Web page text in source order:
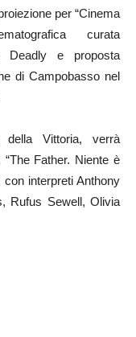
per “Cinema
curata
Deadly e proposta
di Campobasso nel
della Vittoria, verrà
Father. Niente è
interpreti Anthony
Rufus Sewell, Olivia